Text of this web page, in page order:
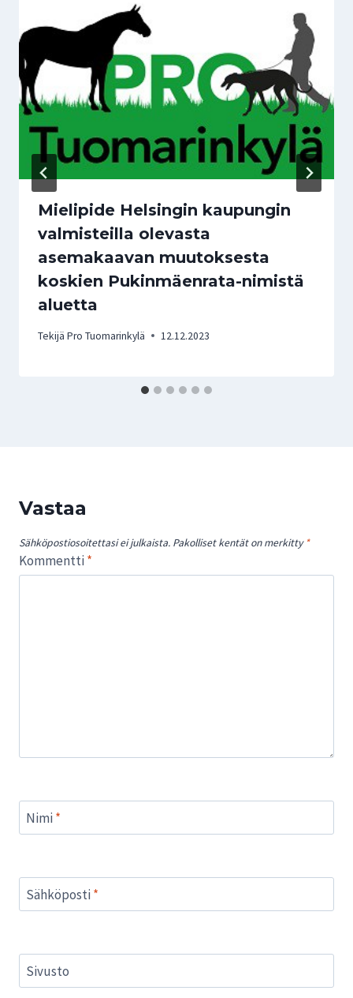
Mielipide Helsingin kaupungin
valmisteilla olevasta
asemakaavan muutoksesta
koskien Pukinmäenrata-nimistä
aluetta
Tekijä Pro Tuomarinkylä 12.12.2023
Vastaa
Sähköpostiosoitettasi ei julkaista. Pakolliset kentät on merkitty *
Kommentti *
Nimi *
Sähköposti *
Sivusto